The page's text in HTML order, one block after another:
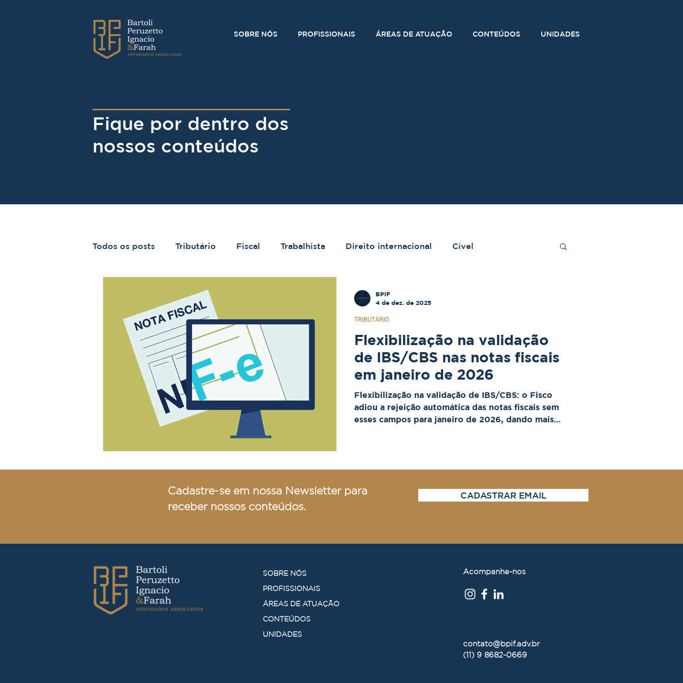
SOBRE NÓS PROFISSIONAIS ÁREAS DE ATUAÇÃO CONTEÚDOS UNIDADES
Fique por dentro dos
nossos conteúdos
Todos os posts Tributário Fiscal Trabalhista Direito internacional Cível
Flexibilização na validação
de IBS/CBS nas notas fiscais
em janeiro de 2026
Flexibilização na validação de IBS/CBS: o Fisco
adiou a rejeição automática das notas fiscais sem
esses campos para janeiro de 2026, dando mais
TRIBUTÁRIO
BPIF
4 de dez. de 2025
Cadastre-se em nossa Newsletter para
receber nossos conteúdos.
CADASTRAR EMAIL
SOBRE NÓS
PROFISSIONAIS
ÁREAS DE ATUAÇÃO
CONTEÚDOS
UNIDADES
Acompanhe-nos
contato@bpif.adv.br
(11) 9 8682-0669